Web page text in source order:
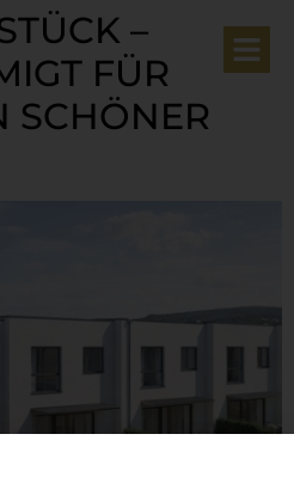
–
FÜR
SCHÖNER